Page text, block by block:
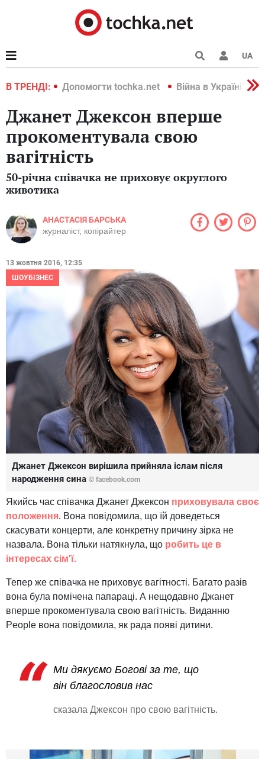
UA
В ТРЕНДІ:
2022 Допомогти tochka.net Війна в Україні 2022
Джанет Джексон вперше
прокоментувала свою
вагітність
50-річна співачка не приховує округлого
животика
АНАСТАСІЯ БАРСЬКА
журналіст, копірайтер
13 жовтня 2016, 12:35
ШОУБІЗНЕС
Джанет Джексон вирішила прийняла іслам після
народження сина © facebook.com
Якийсь час співачка Джанет Джексон приховувала своє
положення. Вона повідомила, що їй доведеться
скасувати концерти, але конкретну причину зірка не
назвала. Вона тільки натякнула, що робить це в
інтересах сім'ї.
Тепер же співачка не приховує вагітності. Багато разів
вона була помічена папараці. А нещодавно Джанет
вперше прокоментувала свою вагітність. Виданню
People вона повідомила, як рада появі дитини.
Ми дякуємо Богові за те, що
він благословив нас
сказала Джексон про свою вагітність.